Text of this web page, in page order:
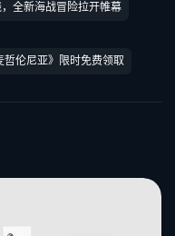
全新海战冒险拉开帷幕
伦尼亚》限时免费领取